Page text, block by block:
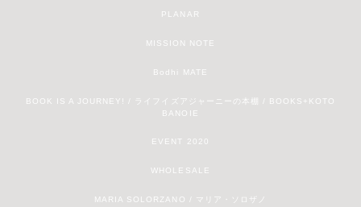
PLANAR
MISSION NOTE
Bodhi MATE
BOOK IS A JOURNEY! / ライフイズアジャーニーの本棚 / BOOKS+KOTO
BANOIE
EVENT 2020
WHOLESALE
MARIA SOLORZANO / マリア・ソロザノ